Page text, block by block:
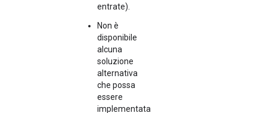
entrate).
Non è
disponibile
alcuna
soluzione
alternativa
che possa
essere
implementata